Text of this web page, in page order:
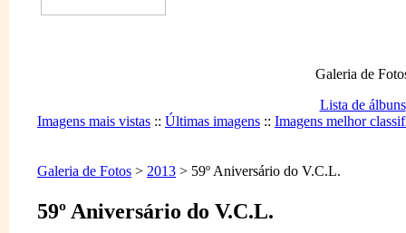
Galeria de
Lista de álbuns
Imagens mais vistas :: Últimas imagens :: Imagens melhor
Galeria de Fotos > 2013 > 59º Aniversário do V.C.L.
59º Aniversário do V.C.L.